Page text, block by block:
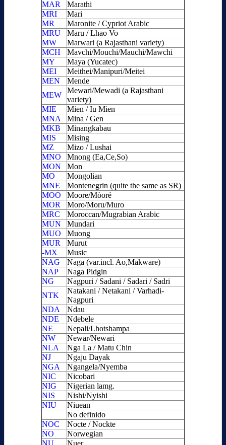
MAR
Marathi
MRI
Mari
MR
Maronite / Cypriot Arabic
MRU
Maru / Lhao Vo
MW
Marwari (a Rajasthani variety)
MCH
Mavchi/Mouchi/Mauchi/Mawchi
MY
Maya (Yucatec)
MEI
Meithei/Manipuri/Meitei
MEN
Mende
MEW
Mewari/Mewadi (a Rajasthani
variety)
MIE
Mien / Iu Mien
MNA
Mina / Gen
MKB
Minangkabau
MIS
Mising
MZ
Mizo / Lushai
MNO
Mnong (Ea,Ce,So)
MON
Mon
MO
Mongolian
MNE
Montenegrin (quite the same as SR)
MOO
Moore/Mòoré
MOR
Moro/Moru/Muro
MRC
Moroccan/Mugrabian Arabic
MUN
Mundari
MUO
Muong
MUR
Murut
-MX
Music
NAG
Naga (var.incl. Ao,Makware)
NAP
Naga Pidgin
NG
Nagpuri / Sadani / Sadari / Sadri
NTK
Natakani / Netakani / Varhadi-
Nagpuri
NDA
Ndau
NDE
Ndebele
NE
Nepali/Lhotshampa
NW
Newar/Newari
NLA
Nga La / Matu Chin
NJ
Ngaju Dayak
NGA
Ngangela/Nyemba
NIC
Nicobari
NIG
Nigerian lamg.
NIS
Nishi/Nyishi
NIU
Niuean
No definido
NOC
Nocte / Nockte
NO
Norwegian